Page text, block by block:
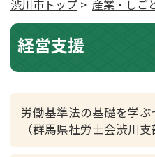
渋川市トップ > 産業・しご
経営支援
労働基準法の基礎を学
（群馬県社労士会渋川支